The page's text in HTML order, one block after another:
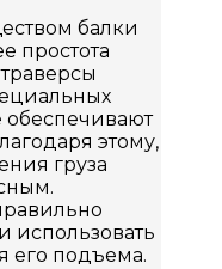
балки
простота
обеспечивают
этому,
груза
использовать
его подъема.